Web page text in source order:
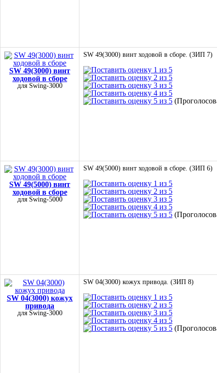
SW 49(3000) винт
ходовой в сборе
для Swing-3000
SW 49(3000) винт ходовой в сборе. (ЗИП 7)
SW 49(5000) винт
ходовой в сборе
для Swing-5000
SW 49(5000) винт ходовой в сборе. (ЗИП 6)
SW 04(3000) кожух
привода
для Swing-3000
SW 04(3000) кожух привода. (ЗИП 8)